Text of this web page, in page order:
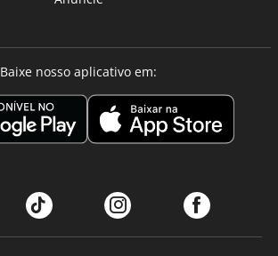
Baixe nosso aplicativo em: